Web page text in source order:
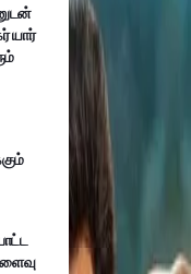
யார்